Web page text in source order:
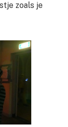
zoals je